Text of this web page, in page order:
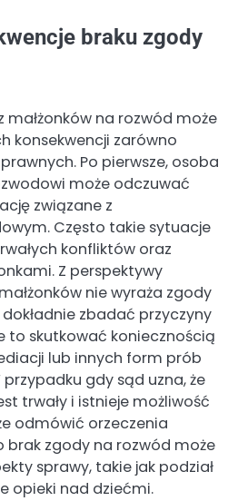
braku zgody
małżonków na rozwód może
konsekwencji zarówno
Po pierwsze, osoba
może odczuwać
związane z
Często takie sytuacje
konfliktów oraz
Z perspektywy
nie wyraża zgody
zbadać przyczyny
to skutkować koniecznością
lub innych form prób
gdy sąd uzna, że
trwały i istnieje możliwość
odmówić orzeczenia
brak zgody na rozwód może
sprawy, takie jak podział
opieki nad dziećmi.